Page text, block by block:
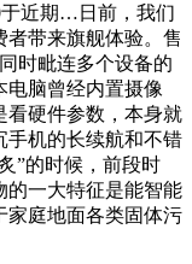
于近期…日前，我们
带来旗舰体验。售
时毗连多个设备的
电脑曾经内置摄像
看硬件参数，本身就
手机的长续航和不错
”的时候，前段时
的一大特征是能智能
庭地面各类固体污